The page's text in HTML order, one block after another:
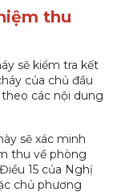
thu
sẽ kiểm tra kết
của chủ đầu
các nội dung
sẽ xác minh
thu về phòng
15 của Nghị
chủ phương